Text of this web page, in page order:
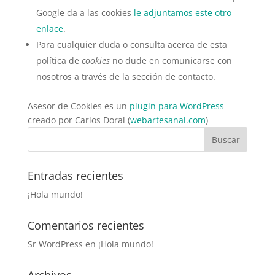
Google da a las cookies le adjuntamos este otro
enlace.
Para cualquier duda o consulta acerca de esta
política de cookiesno dude en comunicarse con
nosotros a través de la sección de contacto.
Asesor de Cookies es un plugin para WordPress
creado por Carlos Doral (webartesanal.com)
Entradas recientes
¡Hola mundo!
Comentarios recientes
Sr WordPress en ¡Hola mundo!